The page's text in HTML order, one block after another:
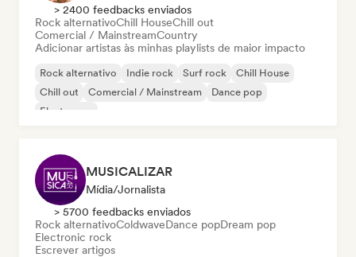
> 2400 feedbacks enviados
Rock alternativoChill HouseChill out
Comercial / MainstreamCountry
Adicionar artistas às minhas playlists de maior impacto
Rock alternativo Indie rock Surf rock
Chill House
Chill out
Comercial / Mainstream
Dance pop
Electropop
MUSICALIZAR
Mídia/Jornalista
> 5700 feedbacks enviados
Rock alternativoColdwaveDance popDream pop
Electronic rock
Escrever artigos